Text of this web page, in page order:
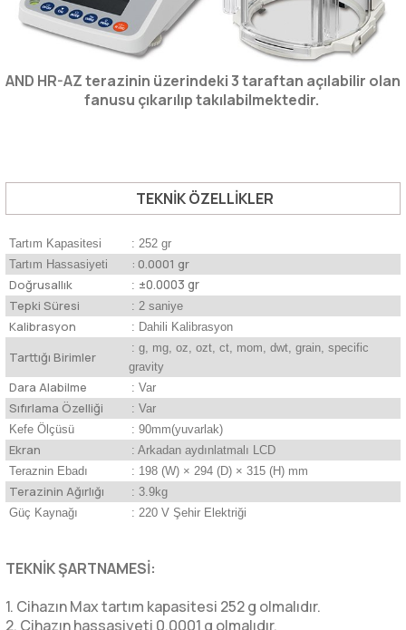
AND HR-AZ terazinin üzerindeki 3 taraftan açılabilir olan
fanusu çıkarılıp takılabilmektedir.
TEKNİK ÖZELLİKLER
Tartım Kapasitesi
: 252 gr
Tartım Hassasiyeti
: 0.0001 gr
Doğrusallık
: ±0.0003 gr
Tepki Süresi
: 2 saniye
Kalibrasyon : Dahili Kalibrasyon
Tarttığı Birimler
: g, mg, oz, ozt, ct, mom, dwt, grain, specific
gravity
Dara Alabilme : Var
Sıfırlama Özelliği
: Var
Kefe Ölçüsü
: 90mm(yuvarlak)
Ekran
: Arkadan aydınlatmalı LCD
Teraznin Ebadı
: 198 (W) × 294 (D) × 315 (H) mm
Terazinin Ağırlığı
: 3.9kg
Güç Kaynağı
: 220 V Şehir Elektriği
TEKNİK ŞARTNAMESİ:
1. Cihazın Max tartım kapasitesi 252 g olmalıdır.
2. Cihazın hassasiyeti 0,0001 g olmalıdır.